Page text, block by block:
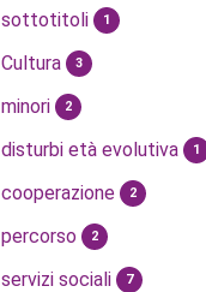
sottotitoli 1
Cultura 3
minori 2
disturbi età evolutiva 1
cooperazione 2
percorso 2
servizi sociali 7